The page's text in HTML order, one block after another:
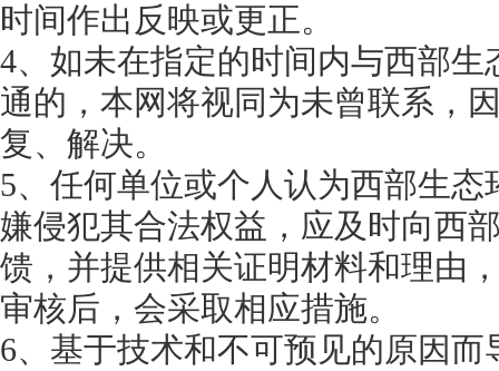
时间作出反映或更正。
4、如未在指定的时间内与西部
通的，本网将视同为未曾联系，
复、解决。
5、任何单位或个人认为西部生
嫌侵犯其合法权益，应及时向西
馈，并提供相关证明材料和理由
审核后，会采取相应措施。
6、基于技术和不可预见的原因